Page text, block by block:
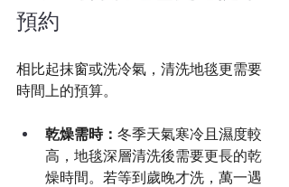
預約
相比起抹窗或洗冷氣，清洗地毯更需要
時間上的預算。
乾燥需時： 冬季天氣寒冷且濕度較
高，地毯深層清洗後需要更長的乾
燥時間。若等到歲晚才洗，萬一遇